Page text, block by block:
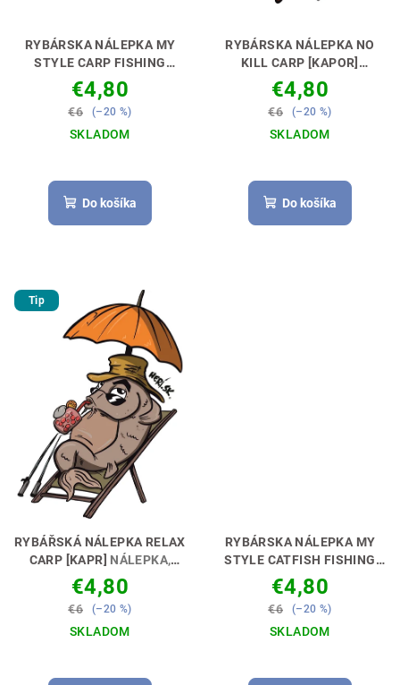
RYBÁRSKA NÁLEPKA MY
STYLE CARP FISHING
[KAPRÁR]
NECH MÁŠ
DOKONALÉ AUTO 🚗🎣
€4,80
€6 (–20 %)
SKLADOM
Do košíka
RYBÁRSKA NÁLEPKA NO
KILL CARP [KAPOR]
VYJADRI SVOJ POSTOJ 🚗
🎣
€4,80
€6 (–20 %)
SKLADOM
Do košíka
Tip
RYBÁŘSKÁ NÁLEPKA RELAX
CARP [KAPR] NÁLEPKA,
KTORÁ ŤA CHYTÍ 🎣🚗
€4,80
€6 (–20 %)
SKLADOM
RYBÁRSKA NÁLEPKA MY
STYLE CATFISH FISHING
[SUMČIAR]
NECH MÁŠ
DOKONALÉ AUTO 🚗🎣
€4,80
€6 (–20 %)
SKLADOM